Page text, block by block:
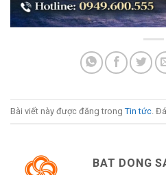
Bài viết này được đăng trong Tin tức .
BAT DONG